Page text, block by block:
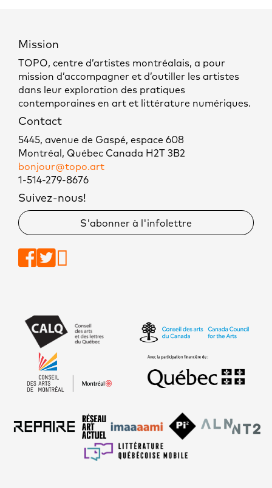
Mission
TOPO, centre d’artistes montréalais, a pour
mission d’accompagner et d’outiller les artistes
dans leur exploration des pratiques
contemporaines en art et littérature numériques.
Contact
5445, avenue de Gaspé, espace 608
Montréal, Québec Canada H2T 3B2
bonjour@topo.art
1-514-279-8676
Suivez-nous!
S'abonner à l'infolettre